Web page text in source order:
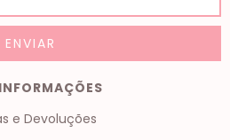
e Devoluções